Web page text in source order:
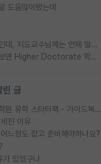
도움많이됐는데
타대학원 컨텍 준비중인데, 지도교수님께는 언제 말씀드려야 할까요?
우리나라도 학구 열풍보면 Higher Doctorate 학위가 필요하다고 봅니다.
린 글
[무료] 2026 미국 대학원 유학 스타터팩 - 가이드북 & 합격자 컨택메일 템플릿
진 이유
느정도 잡고 준비해야하나요?
가 있었구나